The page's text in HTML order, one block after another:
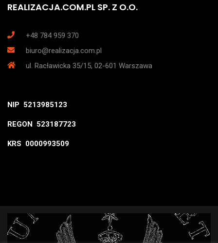
REALIZACJA.COM.PL SP. Z O.O.
+48 784 959 370
biuro@realizacja.com.pl
ul. Racławicka 35/15, 02-601 Warszawa
NIP 5213985123
REGON 523187723
KRS 0000993509